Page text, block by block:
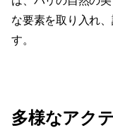
な要素を取り入れ
す。
多様なアク